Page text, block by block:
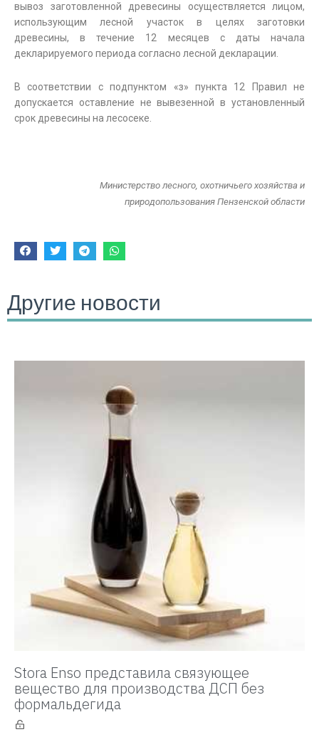
вывоз заготовленной древесины осуществляется лицом,
использующим лесной участок в целях заготовки
древесины, в течение 12 месяцев с даты начала
декларируемого периода согласно лесной декларации.
В соответствии с подпунктом «з» пункта 12 Правил не
допускается оставление не вывезенной в установленный
срок древесины на лесосеке.
Министерство лесного, охотничьего хозяйства и
природопользования Пензенской области
Другие новости
Stora Enso представила связующее
вещество для производства ДСП без
формальдегида